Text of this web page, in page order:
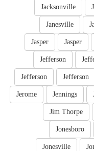
Jacksonville
Janesville
Jasper
Jasper
Jefferson
Jefferson
Jefferson
Jennings
Jerome
Jim Thorpe
Jonesboro
Jonesville